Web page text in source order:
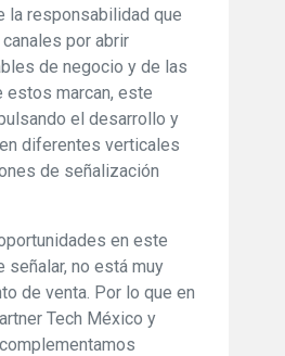
la responsabilidad que
por abrir
de negocio y de las
estos marcan, este
el desarrollo y
diferentes verticales
de señalización
en este
señalar, no está muy
de venta. Por lo que en
Tech México y